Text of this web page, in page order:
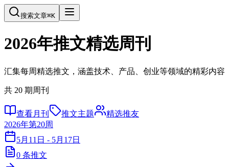
搜索文章⌘K
2026年推文精选周刊
汇集每周精选推文，涵盖技术、产品、创业等领域的精彩内容
共 20 期周刊
查看月刊 推文主题
精选推友
2026年第20周
5月11日 - 5月17日
0 条推文